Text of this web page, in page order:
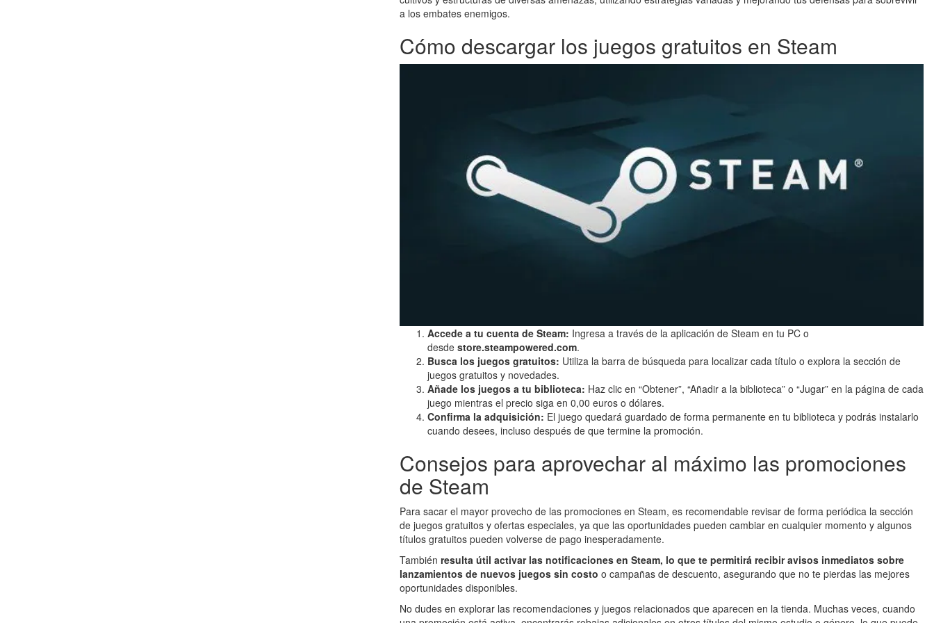
a los embates enemigos.
Cómo descargar los juegos gratuitos en Steam
Accede a tu cuenta de Steam: Ingresa a través de la aplicación de Steam en tu PC o
desde store.steampowered.com.
Busca los juegos gratuitos: Utiliza la barra de búsqueda para localizar cada título o explora la sección de
juegos gratuitos y novedades.
Añade los juegos a tu biblioteca: Haz clic en “Obtener”, “Añadir a la biblioteca” o “Jugar” en la página de cada
juego mientras el precio siga en 0,00 euros o dólares.
Confirma la adquisición: El juego quedará guardado de forma permanente en tu biblioteca y podrás instalarlo
cuando desees, incluso después de que termine la promoción.
Consejos para aprovechar al máximo las promociones
de Steam
Para sacar el mayor provecho de las promociones en Steam, es recomendable revisar de forma periódica la sección
de juegos gratuitos y ofertas especiales, ya que las oportunidades pueden cambiar en cualquier momento y algunos
títulos gratuitos pueden volverse de pago inesperadamente.
También resulta útil activar las notificaciones en Steam, lo que te permitirá recibir avisos inmediatos sobre
lanzamientos de nuevos juegos sin costo o campañas de descuento, asegurando que no te pierdas las mejores
oportunidades disponibles.
No dudes en explorar las recomendaciones y juegos relacionados que aparecen en la tienda. Muchas veces, cuando